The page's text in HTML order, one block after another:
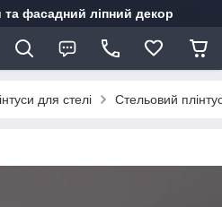
фасадний ліпний декор
для стелі Стельовий